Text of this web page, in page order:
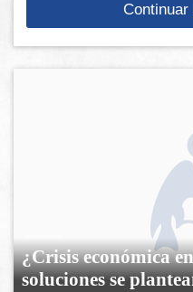
Continuar
¿Crisis económica
soluciones se